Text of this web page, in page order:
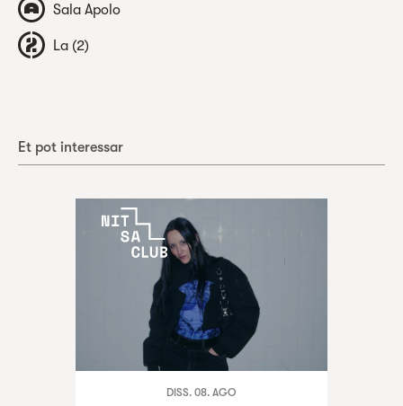
Sala Apolo
La (2)
Et pot interessar
DISS. 08. AGO